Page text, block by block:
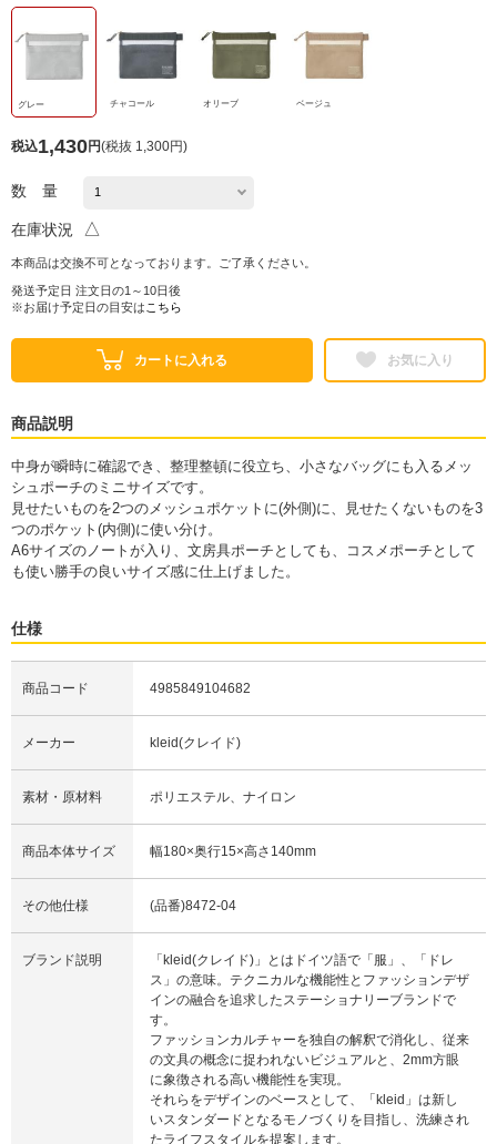
グレー チャコール オリーブ ベージュ
税込1,430円(税抜 1,300円)
数 量
在庫状況 △
本商品は交換不可となっております。ご了承ください。
発送予定日 注文日の1～10日後
※お届け予定日の目安は こちら
カートに入れる お気に入り
商品説明
中身が瞬時に確認でき、整理整頓に役立ち、小さなバッグにも入るメッ
シュポーチのミニサイズです。
見せたいものを2つのメッシュポケットに(外側)に、見せたくないものを3
つのポケット(内側)に使い分け。
A6サイズのノートが入り、文房具ポーチとしても、コスメポーチとして
も使い勝手の良いサイズ感に仕上げました。
仕様
商品コード 4985849104682
メーカー kleid(クレイド)
素材・原材料 ポリエステル、ナイロン
商品本体サイズ 幅180×奥行15×高さ140mm
その他仕様 (品番)8472-04
ブランド説明
「kleid(クレイド)」とはドイツ語で「服」、「ドレ
ス」の意味。テクニカルな機能性とファッションデザ
インの融合を追求したステーショナリーブランドで
す。
ファッションカルチャーを独自の解釈で消化し、従来
の文具の概念に捉われないビジュアルと、2mm方眼
に象徴される高い機能性を実現。
それらをデザインのベースとして、「kleid」は新し
いスタンダードとなるモノづくりを目指し、洗練され
たライフスタイルを提案します。